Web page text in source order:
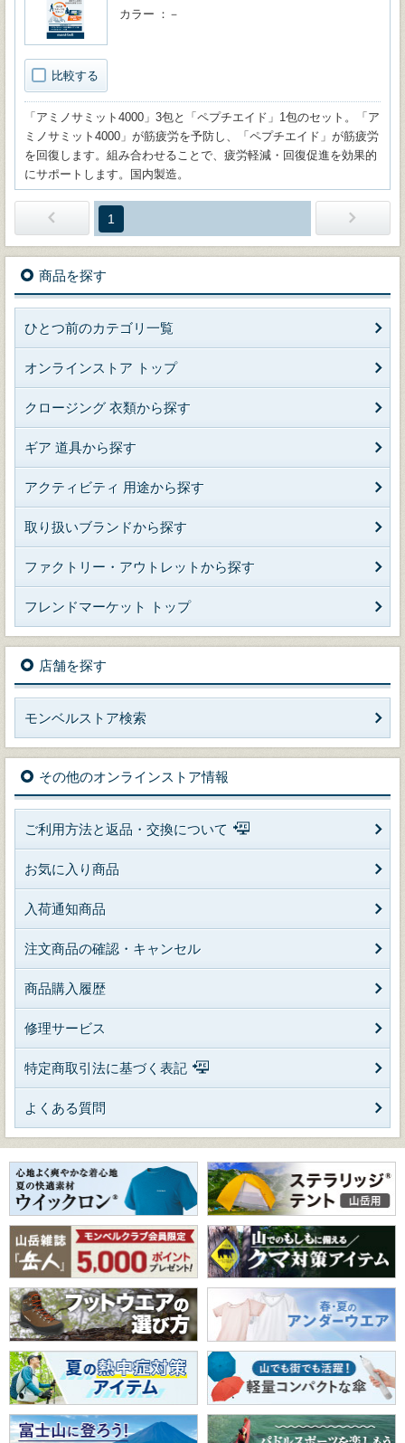
比較する
カラー
－
「アミノサミット4000」3包と「ペプチエイド」1包のセット。「ア
ミノサミット4000」が筋疲労を予防し、「ペプチエイド」が筋疲労
を回復します。組み合わせることで、疲労軽減・回復促進を効果的
にサポートします。国内製造。
1
商品を探す
ひとつ前のカテゴリ一覧
オンラインストア トップ
クロージング 衣類から探す
ギア 道具から探す
アクティビティ 用途から探す
取り扱いブランドから探す
ファクトリー・アウトレットから探す
フレンドマーケット トップ
店舗を探す
モンベルストア検索
その他のオンラインストア情報
ご利用方法と返品・交換について
お気に入り商品
入荷通知商品
注文商品の確認・キャンセル
商品購入履歴
修理サービス
特定商取引法に基づく表記
よくある質問